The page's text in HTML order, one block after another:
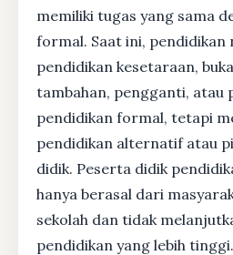
memiliki tugas yang sama
formal. Saat ini,
pendidikan kesetaraan,
tambahan, pengganti, atau
pendidikan formal, tetapi
pendidikan alternatif atau
didik. Peserta didik
hanya berasal dari
sekolah dan tidak
pendidikan yang lebih